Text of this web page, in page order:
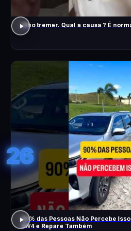
Olho tremer. Qual a causa ? É
26
90% das Pessoas Não Percebe
SW4 e Repare Também